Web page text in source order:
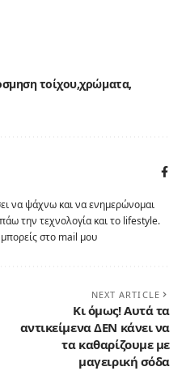
τοίχουχρώματα
να ψάχνω και να ενημερώνομαι
την τεχνολογία και το lifestyle.
στο mail μου
NEXT ARTICLE
Κι όμως! Αυτά τα
αντικείμενα ΔΕΝ κάνει να
τα καθαρίζουμε με
μαγειρική σόδα